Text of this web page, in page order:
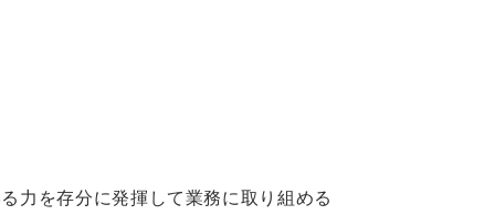
力を存分に発揮して業務に取り組める